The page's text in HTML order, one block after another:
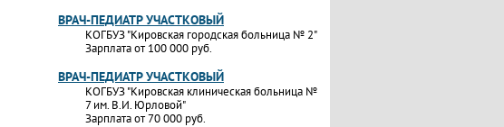
ВРАЧ-ПЕДИАТР УЧАСТКОВЫЙ
КОГБУЗ "Кировская городская больница № 2"
Зарплата от 100 000 руб.
ВРАЧ-ПЕДИАТР УЧАСТКОВЫЙ
КОГБУЗ "Кировская клиническая больница №
7 им. В.И. Юрловой"
Зарплата от 70 000 руб.